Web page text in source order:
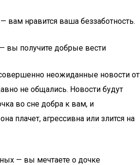
нравится ваша беззаботность.
вы получите добрые вести
неожиданные новости от
не общались. Новости будут
во сне добра к вам, и
плачет, агрессивна или злится на
— вы мечтаете о дочке